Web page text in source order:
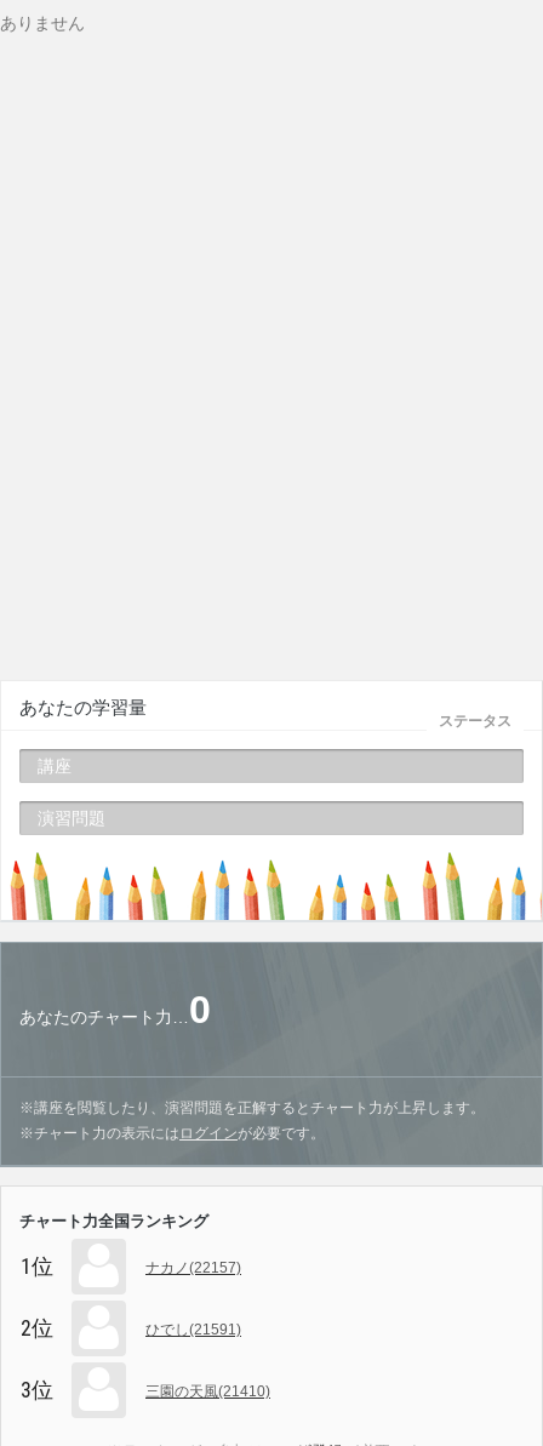
ありません
ステータス
あなたの学習量
講座
演習問題
あなたのチャート力… 0
※講座を閲覧したり、演習問題を正解するとチャート力が上昇します。
※チャート力の表示には ログインが必要です。
チャート力全国ランキング
1位 ナカノ(22157)
2位 ひでし(21591)
3位 三園の天風(21410)